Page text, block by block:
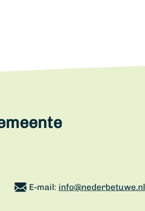
E-mail: info@nederbetuwe.nl